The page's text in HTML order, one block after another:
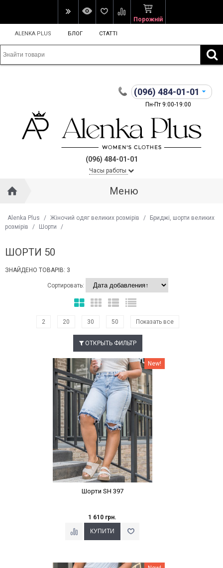
Порожній
ALENKA PLUS БЛОГ СТАТТІ
(096) 484-01-01
Пн-Пт 9:00-19:00
(096) 484-01-01
Часы работы
Меню
Alenka Plus / Жіночий одяг великих розмірів /
Бриджі, шорти великих
розмірів
/ Шорти /
ШОРТИ 50
ЗНАЙДЕНО ТОВАРІВ: 3
Сортировать:
2 20 30 50 Показать все
ОТКРЫТЬ ФИЛЬТР
Наклейки Варіант з % New!
Шорти SH 397
1 610 грн.
Наклейки Варіант з %